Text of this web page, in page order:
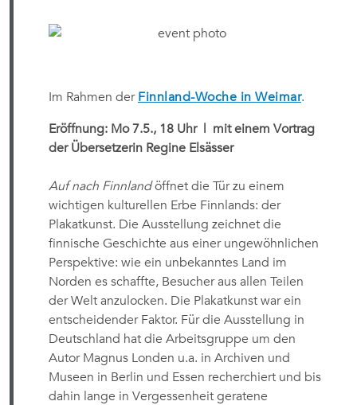
Im Rahmen der Finnland-Woche in Weimar.
Eröffnung: Mo 7.5., 18 Uhr | mit einem Vortrag
der Übersetzerin Regine Elsässer
Auf nach Finnlandöffnet die Tür zu einem
wichtigen kulturellen Erbe Finnlands: der
Plakatkunst. Die Ausstellung zeichnet die
finnische Geschichte aus einer ungewöhnlichen
Perspektive: wie ein unbekanntes Land im
Norden es schaffte, Besucher aus allen Teilen
der Welt anzulocken. Die Plakatkunst war ein
entscheidender Faktor. Für die Ausstellung in
Deutschland hat die Arbeitsgruppe um den
Autor Magnus Londen u.a. in Archiven und
Museen in Berlin und Essen recherchiert und bis
dahin lange in Vergessenheit geratene